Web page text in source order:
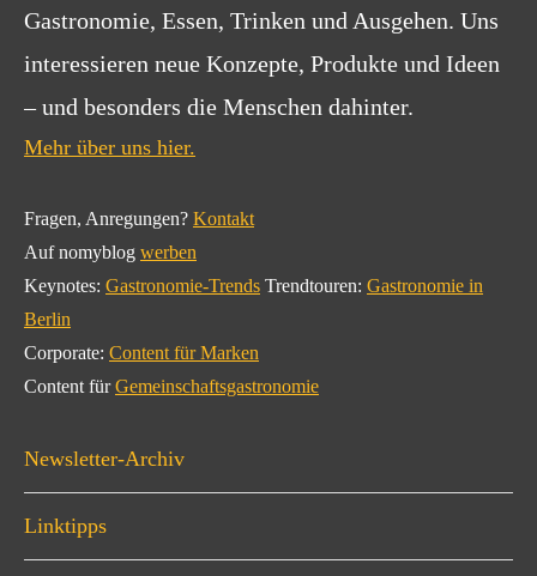
Gastronomie, Essen, Trinken und Ausgehen. Uns
interessieren neue Konzepte, Produkte und Ideen
– und besonders die Menschen dahinter.
Mehr über uns hier.
Fragen, Anregungen? Kontakt
Auf nomyblog werben
Keynotes: Gastronomie-Trends Trendtouren: Gastronomie in
Berlin
Corporate: Content für Marken
Content fürGemeinschaftsgastronomie
Newsletter-Archiv
Linktipps